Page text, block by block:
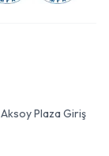
Plaza Giriş